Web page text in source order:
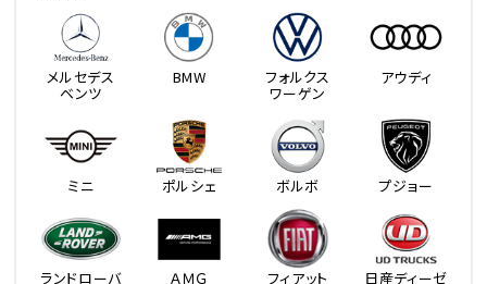
メルセデス
ベンツ
BMW フォルクス
ワーゲン
アウディ
ミニ ポルシェ ボルボ プジョー
ランドローバ ＡＭＧ フィアット 日産ディーゼ